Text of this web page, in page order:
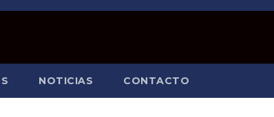
NOTICIAS CONTACTO